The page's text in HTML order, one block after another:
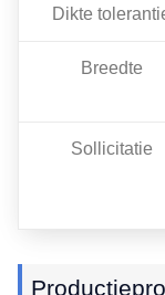
Dikte
Breedte
Sollicitatie